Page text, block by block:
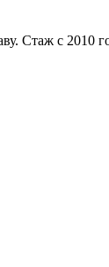
Стаж с 2010